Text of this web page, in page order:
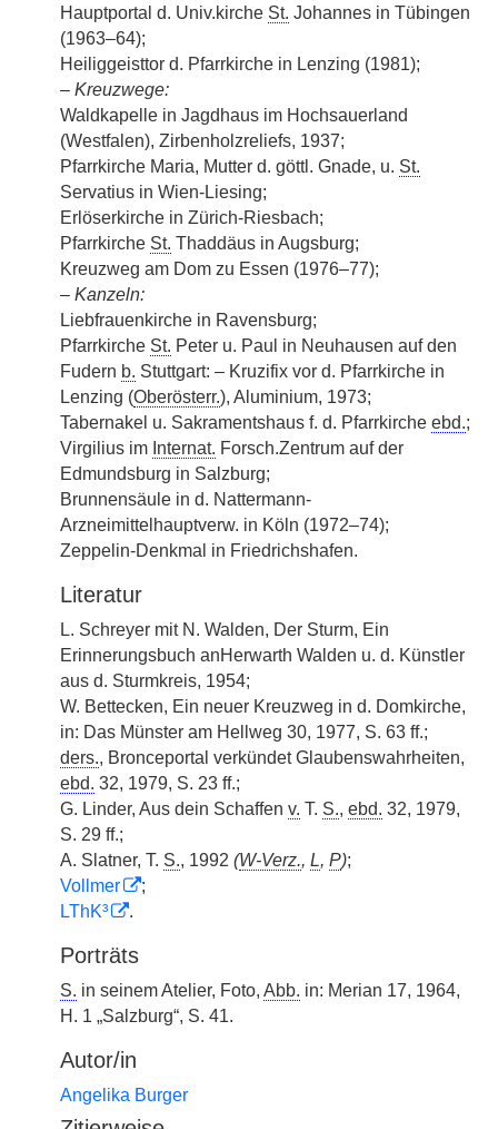
Hauptportal d. Univ.kirche St. Johannes in Tübingen
(1963–64);
Heiliggeisttor d. Pfarrkirche in Lenzing (1981);
– Kreuzwege:
Waldkapelle in Jagdhaus im Hochsauerland
(Westfalen), Zirbenholzreliefs, 1937;
Pfarrkirche Maria, Mutter d. göttl. Gnade, u. St.
Servatius in Wien-Liesing;
Erlöserkirche in Zürich-Riesbach;
Pfarrkirche St. Thaddäus in Augsburg;
Kreuzweg am Dom zu Essen (1976–77);
– Kanzeln:
Liebfrauenkirche in Ravensburg;
Pfarrkirche St. Peter u. Paul in Neuhausen auf den
Fudern b. Stuttgart: – Kruzifix vor d. Pfarrkirche in
Lenzing (Oberösterr.), Aluminium, 1973;
Tabernakel u. Sakramentshaus f. d. Pfarrkirche ebd.;
Virgilius im Internat. Forsch.Zentrum auf der
Edmundsburg in Salzburg;
Brunnensäule in d. Nattermann-
Arzneimittelhauptverw. in Köln (1972–74);
Zeppelin-Denkmal in Friedrichshafen.
Literatur
L. Schreyer mit N. Walden, Der Sturm, Ein
Erinnerungsbuch anHerwarth Walden u. d. Künstler
aus d. Sturmkreis, 1954;
W. Bettecken, Ein neuer Kreuzweg in d. Domkirche,
in: Das Münster am Hellweg 30, 1977, S. 63 ff.;
ders., Bronceportal verkündet Glaubenswahrheiten,
ebd. 32, 1979, S. 23 ff.;
G. Linder, Aus dein Schaffen v. T. S., ebd. 32, 1979,
S. 29 ff.;
A. Slatner, T. S., 1992 (W-Verz., L, P);
Vollmer
;
LThK³
.
Porträts
S. in seinem Atelier, Foto, Abb. in: Merian 17, 1964,
H. 1 „Salzburg“, S. 41.
Autor/in
Angelika Burger